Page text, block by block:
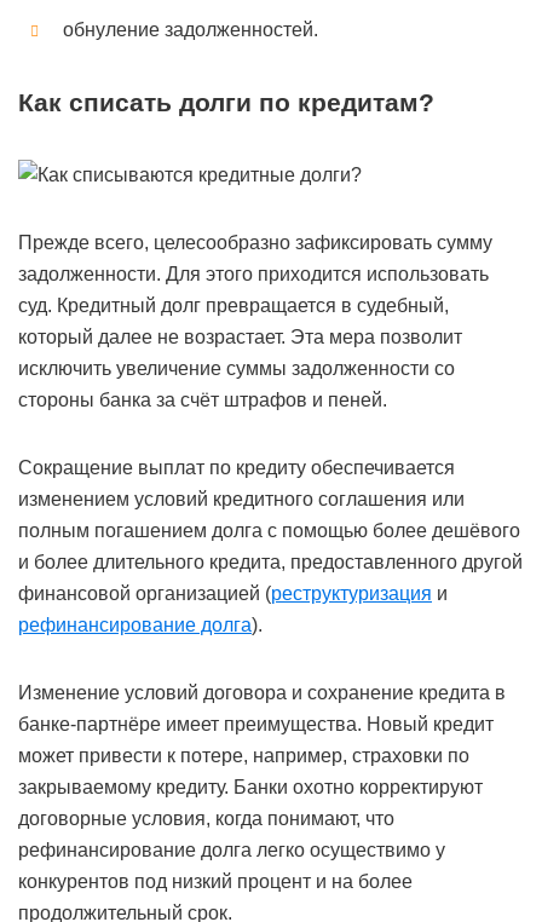
обнуление задолженностей.
Как списать долги по кредитам?
Прежде всего, целесообразно зафиксировать сумму
задолженности. Для этого приходится использовать
суд. Кредитный долг превращается в судебный,
который далее не возрастает. Эта мера позволит
исключить увеличение суммы задолженности со
стороны банка за счёт штрафов и пеней.
Сокращение выплат по кредиту обеспечивается
изменением условий кредитного соглашения или
полным погашением долга с помощью более дешёвого
и более длительного кредита, предоставленного другой
финансовой организацией (реструктуризация и
рефинансирование долга).
Изменение условий договора и сохранение кредита в
банке-партнёре имеет преимущества. Новый кредит
может привести к потере, например, страховки по
закрываемому кредиту. Банки охотно корректируют
договорные условия, когда понимают, что
рефинансирование долга легко осуществимо у
конкурентов под низкий процент и на более
продолжительный срок.